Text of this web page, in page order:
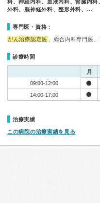
科、神経内科、血液内科、腎臓内
外科、脳神経外科、整形外科、…
専門医・資格：
がん治療認定医 、総合内科専門医
診療時間
月
09:00-12:00
14:00-17:00
治療実績
この病院の治療実績を見る